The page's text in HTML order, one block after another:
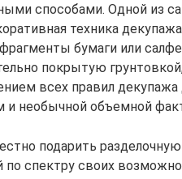
способами. Одной из
техника
бумаги или
покрытую
всех правил
необычной объемной
подарить
по спектру своих